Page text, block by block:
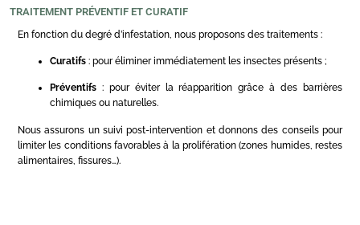
TRAITEMENT PRÉVENTIF ET CURATIF
En fonction du degré d’infestation, nous proposons des traitements :
Curatifs : pour éliminer immédiatement les insectes présents ;
Préventifs : pour éviter la réapparition grâce à des barrières
chimiques ou naturelles.
Nous assurons un suivi post-intervention et donnons des conseils pour
limiter les conditions favorables à la prolifération (zones humides, restes
alimentaires, fissures…).